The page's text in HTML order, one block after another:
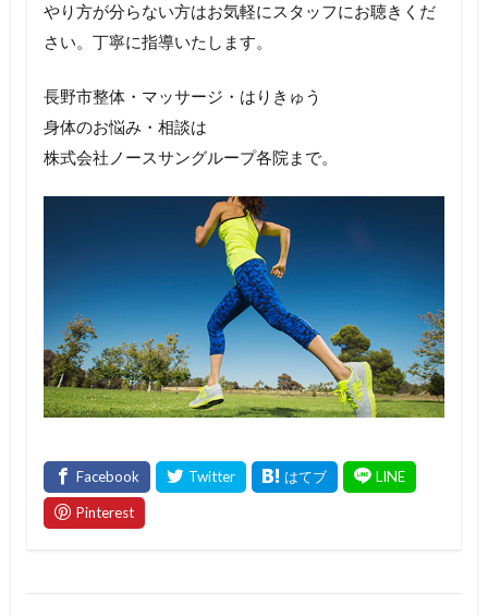
やり方が分らない方はお気軽にスタッフにお聴きくだ
さい。丁寧に指導いたします。
長野市整体・マッサージ・はりきゅう
身体のお悩み・相談は
株式会社ノースサングループ各院まで。